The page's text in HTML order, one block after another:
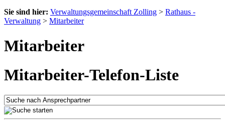
Sie sind hier: Verwaltungsgemeinschaft Zolling > Rathaus -
Verwaltung > Mitarbeiter
Mitarbeiter
Mitarbeiter-Telefon-Liste